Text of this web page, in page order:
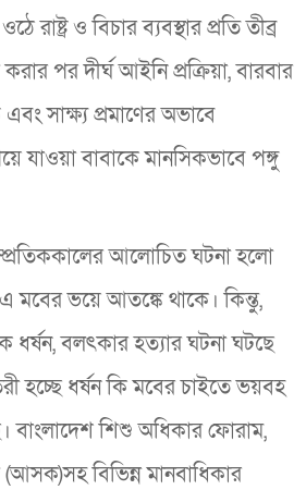
রাষ্ট্র ও বিচার ব্যবস্থার প্রতি তীব্র
করার পর দীর্ঘ আইনি প্রক্রিয়া, বারবার
সাক্ষ্য প্রমাণের অভাবে
যাওয়া বাবাকে মানসিকভাবে পঙ্গু
আলোচিত ঘটনা হলো
মবের ভয়ে আতঙ্কে থাকে। কিন্তু,
বলৎকার হত্যার ঘটনা ঘটছে
হচ্ছে ধর্ষন কি মবের চাইতে ভয়বহ
বাংলাদেশ শিশু অধিকার ফোরাম,
বিভিন্ন মানবাধিকার